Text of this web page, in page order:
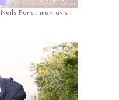
Paris : mon avis !